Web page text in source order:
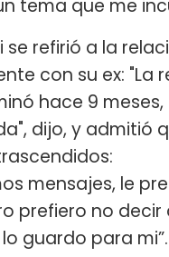
tema que me
se refirió a la
con su ex: "La
hace 9 meses,
dijo, y admitió
mensajes, le
prefiero no decir
guardo para mi”.